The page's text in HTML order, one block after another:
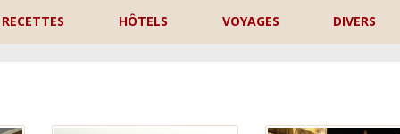
RECETTES HÔTELS VOYAGES DIVERS